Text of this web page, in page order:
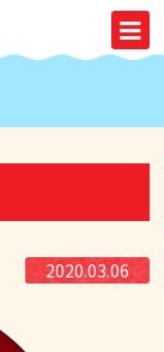
2020.03.06